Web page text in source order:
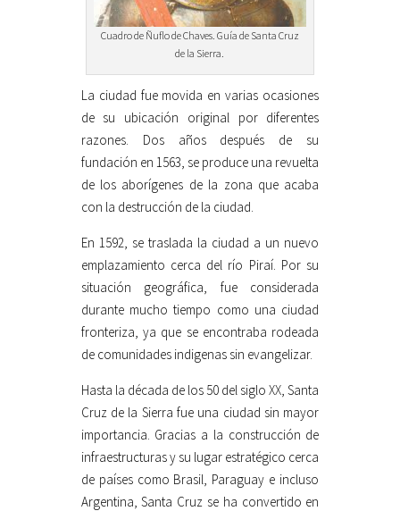
Cuadro de Ñuflo de Chaves. Guía de Santa Cruz
de la Sierra.
La ciudad fue movida en varias ocasiones
de su ubicación original por diferentes
razones. Dos años después de su
fundación en 1563, se produce una revuelta
de los aborígenes de la zona que acaba
con la destrucción de la ciudad.
En 1592, se traslada la ciudad a un nuevo
emplazamiento cerca del río Piraí. Por su
situación geográfica, fue considerada
durante mucho tiempo como una ciudad
fronteriza, ya que se encontraba rodeada
de comunidades indigenas sin evangelizar.
Hasta la década de los 50 del siglo XX, Santa
Cruz de la Sierra fue una ciudad sin mayor
importancia. Gracias a la construcción de
infraestructuras y su lugar estratégico cerca
de países como Brasil, Paraguay e incluso
Argentina, Santa Cruz se ha convertido en